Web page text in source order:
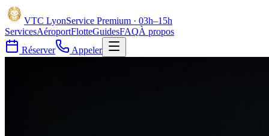
VTC LyonService Premium · 03h–15h
ServicesAéroportFlotteGuidesFAQÀ propos
Réserver
Appeler